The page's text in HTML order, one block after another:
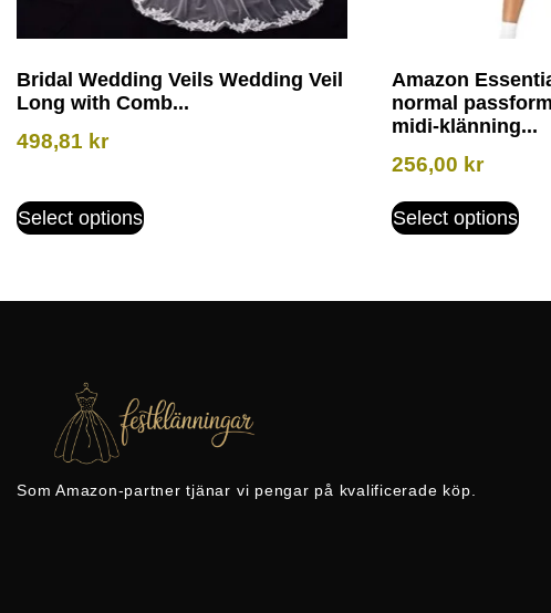
Bridal Wedding Veils Wedding Veil
Long with Comb...
498,81 kr
Select options
Amazon
normal
midi-klänning...
256,00 kr
Select options
Som Amazon-partner tjänar vi pengar på kvalificerade köp.